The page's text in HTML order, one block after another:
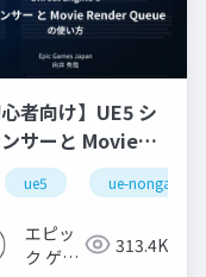
心者向け】UE5 シ
サーと Movie
Queue の使い
Cinematic Dive
ue5 ue-nongame
エピッ
ク ゲー
313.4K